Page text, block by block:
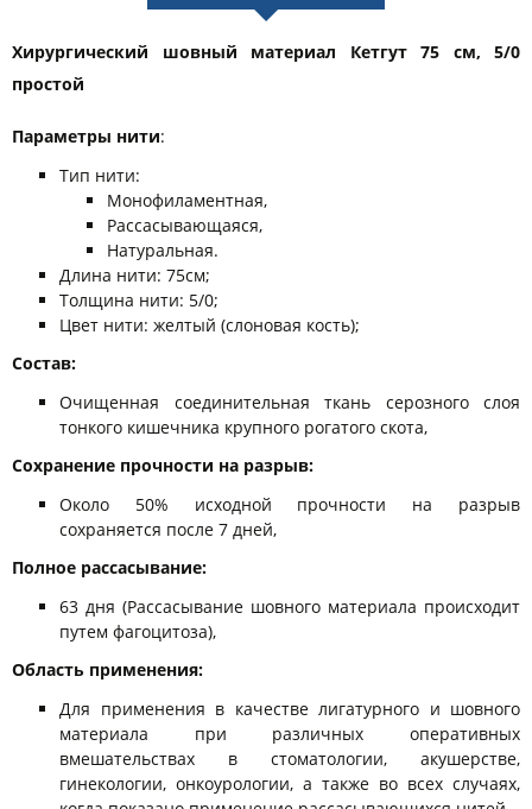
Хирургический шовный материал Кетгут 75 см, 5/0
простой
Параметры нити:
Тип нити:
Монофиламентная,
Рассасывающаяся,
Натуральная.
Длина нити: 75см;
Толщина нити: 5/0;
Цвет нити: желтый (слоновая кость);
Состав:
Очищенная соединительная ткань серозного слоя
тонкого кишечника крупного рогатого скота,
Сохранение прочности на разрыв:
Около 50% исходной прочности на разрыв
сохраняется после 7 дней,
Полное рассасывание:
63 дня (Рассасывание шовного материала происходит
путем фагоцитоза),
Область применения:
Для применения в качестве лигатурного и шовного
материала при различных оперативных
вмешательствах в стоматологии, акушерстве,
гинекологии, онкоурологии, а также во всех случаях,